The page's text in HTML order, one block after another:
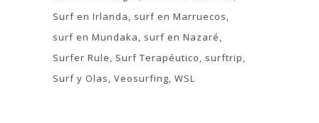
Surf en Irlanda
surf en Marruecos
surf en Mundaka
surf en Nazaré
Surfer Rule
Surf Terapéutico
surftrip
Surf y Olas Veosurfing WSL